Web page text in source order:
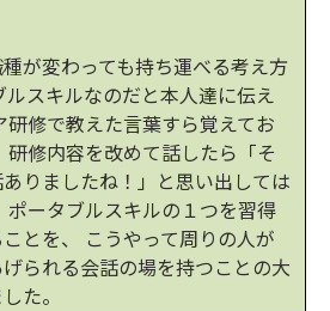
が変わっても持ち運べる考え方
スキルなのだと本人達に伝え
研修で教えた言葉すら覚えてお
研修内容を改めて話したら「そ
りましたね！」と思い出しては
ポータブルスキルの１つを習得
とを、 こうやって周りの人が
られる会話の場を持つことの大
た。